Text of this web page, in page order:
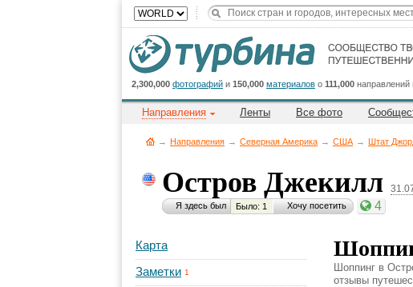
2,300,000 фотографий и 150,000 материалов о 111,000 направлений
Направления Ленты Все фото
→ Направления → Северная Америка → CША → Штат
Остров Джекилл
Я здесь был Было: 1 Хочу посетить 4
Карта
Заметки 1
Шоппинг в
отзывы